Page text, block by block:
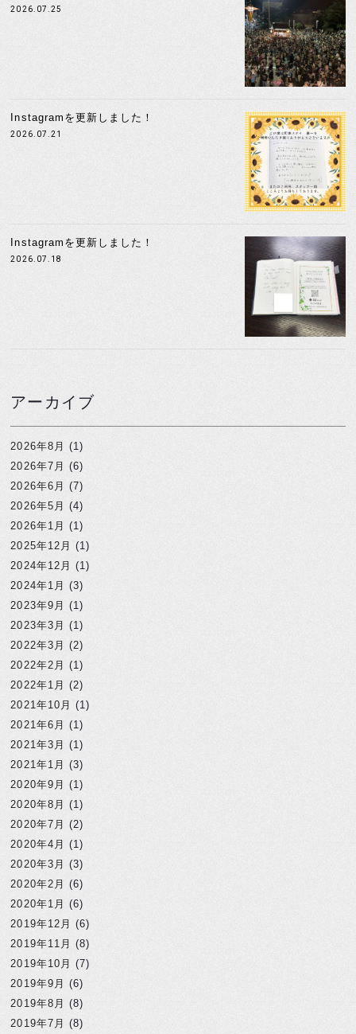
2026.07.25
Instagramを更新しました！
2026.07.21
Instagramを更新しました！
2026.07.18
アーカイブ
2026年8月 (1)
2026年7月 (6)
2026年6月 (7)
2026年5月 (4)
2026年1月 (1)
2025年12月 (1)
2024年12月 (1)
2024年1月 (3)
2023年9月 (1)
2023年3月 (1)
2022年3月 (2)
2022年2月 (1)
2022年1月 (2)
2021年10月 (1)
2021年6月 (1)
2021年3月 (1)
2021年1月 (3)
2020年9月 (1)
2020年8月 (1)
2020年7月 (2)
2020年4月 (1)
2020年3月 (3)
2020年2月 (6)
2020年1月 (6)
2019年12月 (6)
2019年11月 (8)
2019年10月 (7)
2019年9月 (6)
2019年8月 (8)
2019年7月 (8)